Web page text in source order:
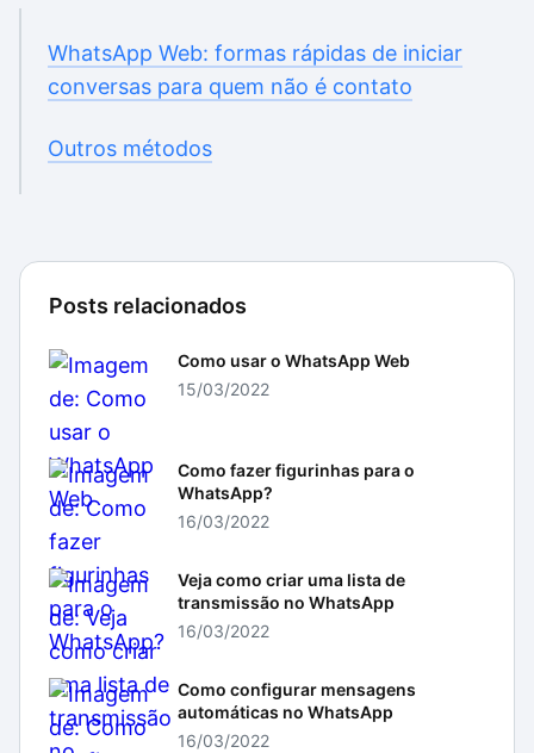
WhatsApp Web: formas rápidas de iniciar
conversas para quem não é contato
Outros métodos
Posts relacionados
Como usar o WhatsApp Web
15/03/2022
Como fazer figurinhas para o
WhatsApp?
16/03/2022
Veja como criar uma lista de
transmissão no WhatsApp
16/03/2022
Como configurar mensagens
automáticas no WhatsApp
16/03/2022